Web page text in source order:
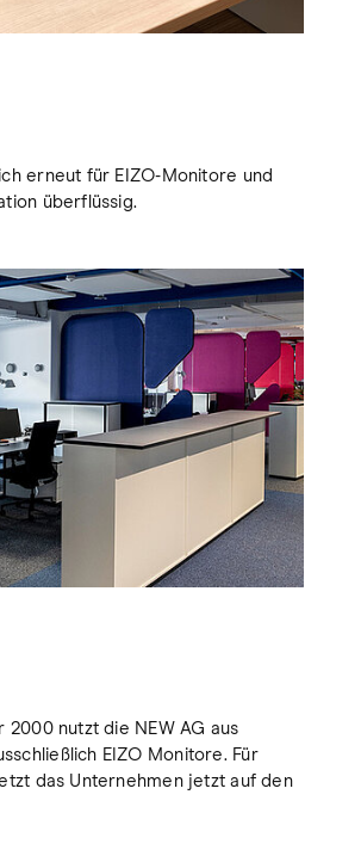
erneut für EIZO-Monitore und
überflüssig.
2000 nutzt die NEW AG aus
EIZO Monitore. Für
das Unternehmen jetzt auf den